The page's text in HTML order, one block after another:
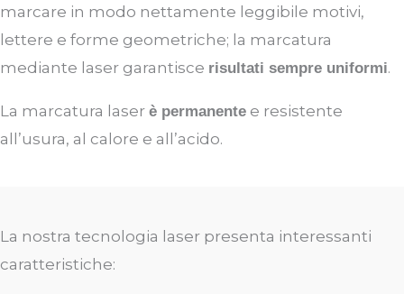
marcare in modo nettamente leggibile motivi,
lettere e forme geometriche; l a marcatura
mediante laser garantisce risultati sempre uniformi.
La marcatura laser è permanente e resistente
all’usura, al calore e all’acido.
La nostra tecnologia laser presenta interessanti
caratteristiche: